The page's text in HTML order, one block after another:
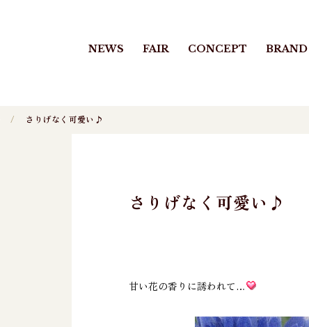
NEWS FAIR CONCEPT BRAND
さりげなく可愛い♪
さりげなく可愛い♪
甘い花の香りに誘われて…